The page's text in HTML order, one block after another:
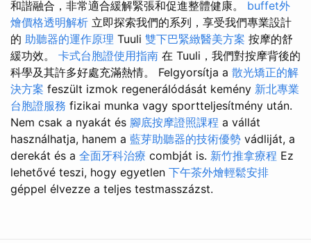
和諧融合，非常適合緩解緊張和促進整體健康。 buffet外
燴價格透明解析 立即探索我們的系列，享受我們專業設計
的 助聽器的運作原理 Tuuli 雙下巴緊緻醫美方案 按摩的舒
緩功效。 卡式台胞證使用指南 在 Tuuli，我們對按摩背後的
科學及其許多好處充滿熱情。 Felgyorsítja a 散光矯正的解
決方案 feszült izmok regenerálódását kemény 新北專業
台胞證服務 fizikai munka vagy sportteljesítmény után.
Nem csak a nyakát és 腳底按摩證照課程 a vállát
használhatja, hanem a 藍芽助聽器的技術優勢 vádliját, a
derekát és a 全面牙科治療 combját is. 新竹推拿療程 Ez
lehetővé teszi, hogy egyetlen 下午茶外燴輕鬆安排
géppel élvezze a teljes testmasszázst.